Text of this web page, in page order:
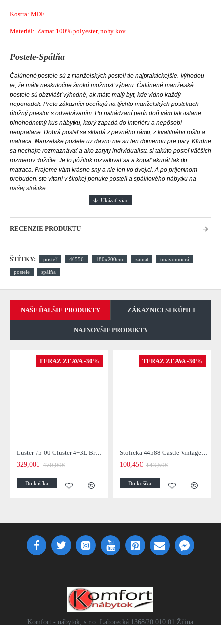
Kostra: MDF
Materiál: Zamat 100% polyester, nohy kov
Postele-Spálňa
Čalúnené postele sú z manželských postelí tie najpraktickejšie. Výhodou
je, že máte neskutočne širokú možnosť výberu. Čalúnené manželské
postele sú obzvlášť výhodné, ak máte malý byt, kde vidno každý
neporiadok. Preto zákazníci oceňujú na týchto manželských posteliach
úložný priestor s odvetrávaním. Po nahádzaní perín doň vám tak ostane
plnohodnotný kus nábytku, ktorý zapadá do interiéru a nepôsobí
neupratane. Dobrá posteľ sa skladá z pevného rámu, z kvalitného roštu a
matraca. Manželské postele už dávno nie sú len doménou pre páry. Kľudne
sa nechajte rozmaznávať a ako zarytý individualista si takúto posteľ väčších
rozmerov dožičte. Je to pôžitok rozvaľovať sa a kopať akurát tak do
matraca. Prajeme vám krásne sny a nie len vo dvojici. A po príjemnom
prebudení ste vítaní v širokej ponuke postelí a spálňového nábytku na
našej stránke.
RECENZIE PRODUKTU
ŠTÍTKY: posteľ 40556 180x200cm zamat tmavomodrá
postele spálňa
NAŠE ĎALŠIE PRODUKTY ZÁKAZNICI SI KÚPILI
NAJNOVŠIE PRODUKTY
TERAZ ZĽAVA -30%
Luster 75-00 Cluster 4+3L Brown + Jantar Glass
329,00€ 470,00€
Do košíka
TERAZ ZĽAVA -30%
Stolička 44588 Castle Vintage Black
100,45€ 143,50€
Do košíka
Komfort - nábytok, s.r.o. Laborecká 1368/20 010 01 Žilina